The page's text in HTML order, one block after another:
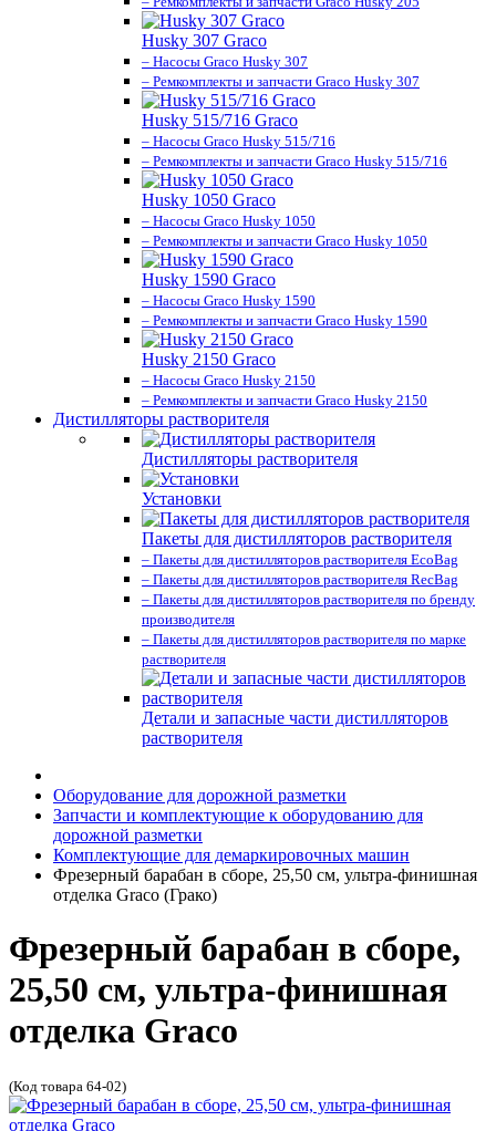
Husky 307 Graco
– Насосы Graco Husky 307
– Ремкомплекты и запчасти Graco Husky 307
Husky 515/716 Graco
– Насосы Graco Husky 515/716
– Ремкомплекты и запчасти Graco Husky 515/716
Husky 1050 Graco
– Насосы Graco Husky 1050
– Ремкомплекты и запчасти Graco Husky 1050
Husky 1590 Graco
– Насосы Graco Husky 1590
– Ремкомплекты и запчасти Graco Husky 1590
Husky 2150 Graco
– Насосы Graco Husky 2150
– Ремкомплекты и запчасти Graco Husky 2150
Дистилляторы растворителя
Дистилляторы растворителя
Установки
Пакеты для дистилляторов растворителя
– Пакеты для дистилляторов растворителя EcoBag
– Пакеты для дистилляторов растворителя RecBag
– Пакеты для дистилляторов растворителя по бренду
производителя
– Пакеты для дистилляторов растворителя по марке
растворителя
Детали и запасные части дистилляторов
растворителя
Оборудование для дорожной разметки
Запчасти и комплектующие к оборудованию для
дорожной разметки
Комплектующие для демаркировочных машин
Фрезерный барабан в сборе, 25,50 см, ультра-финишная
отделка Graco (Грако)
Фрезерный барабан в сборе,
25,50 см, ультра-финишная
отделка Graco
(Код товара 64-02)